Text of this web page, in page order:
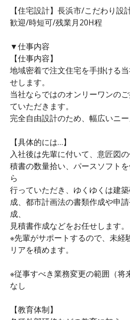
【住宅設計】長浜市/こだわり
歓迎/時短可/残業月20H程
▼仕事内容
【仕事内容】
地域密着で注文住宅を手掛ける
せします。
当社ならではのオンリーワンの
ていただきます。
完全自由設計のため、幅広いニー
【具体的には…】
入社後は先輩に付いて、意匠図
積書の数量拾い、パースソフト
ら
行っていただき、ゆくゆくは建
成、都市計画法の書類作成や申
成、
見積書作成などをお任せします。
※先輩がサポートするので、未経
リアを積めます。
※従事すべき業務変更の範囲（将
なし
【教育体制】